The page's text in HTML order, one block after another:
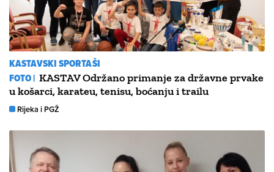
KASTAVSKI SPORTAŠI
FOTO | KASTAV Održano primanje za državne prvake
u košarci, karateu, tenisu, boćanju i trailu
Rijeka i PGŽ